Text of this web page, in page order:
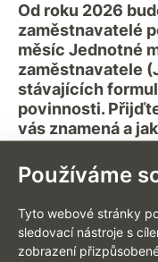
Používáme
Tyto webové stránky
sledovací nástroje s
zobrazení
Od roku 2026
zaměstnavatelé
měsíc Jednotné
zaměstnavatele
stávajících
povinnosti.
vás znamená a
Termín Čas
Akce nemá